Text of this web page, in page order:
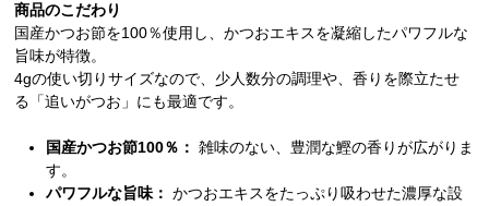
商品のこだわり
国産かつお節を100％使用し、かつおエキスを凝縮したパワフルな
旨味が特徴。
4gの使い切りサイズなので、少人数分の調理や、香りを際立たせ
る「追いがつお」にも最適です。
国産かつお節100％： 雑味のない、豊潤な鰹の香りが広がりま
す。
パワフルな旨味： かつおエキスをたっぷり吸わせた濃厚な設